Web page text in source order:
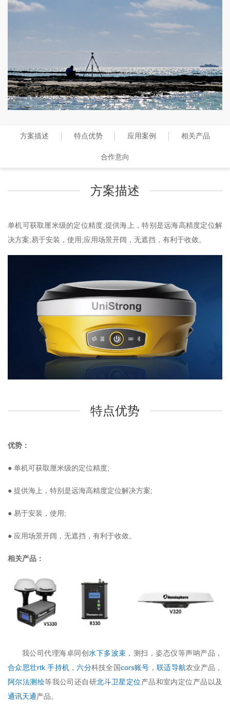
方案描述 特点优势 应用案例 相关产品
合作意向
方案描述
单机可获取厘米级的定位精度;提供海上，特别是远海高精度定位解
决方案;易于安装，使用;应用场景开阔，无遮挡，有利于收敛。
特点优势
优势：
● 单机可获取厘米级的定位精度;
● 提供海上，特别是远海高精度定位解决方案;
● 易于安装，使用;
● 应用场景开阔，无遮挡，有利于收敛。
相关产品：
我公司代理海卓同创水下多波束 ，测扫，姿态仪等声呐产品，
合众思壮rtk .手持机 ，六分科技全国cors账号 ， 联适导航农业产品，
阿尔法测绘等我公司还自研北斗卫星定位产品和室内定位产品以及
通讯天通产品。